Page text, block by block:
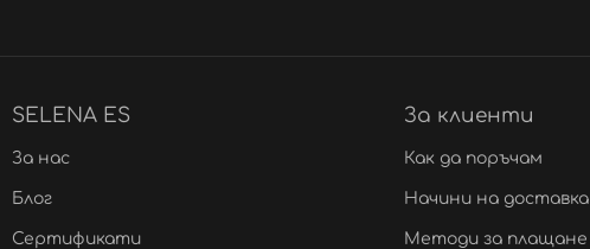
SELENA ES
За нас
Блог
Сертификати
За клиенти
Как да поръчам
Начини на доставка
Методи за плащане